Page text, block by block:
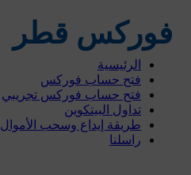
فوركس قطر
الرئيسية
فتح حساب فوركس
فتح حساب فوركس تجريبي
تداول البيتكوين
طريقة إيداع وسحب الأموال
راسلنا